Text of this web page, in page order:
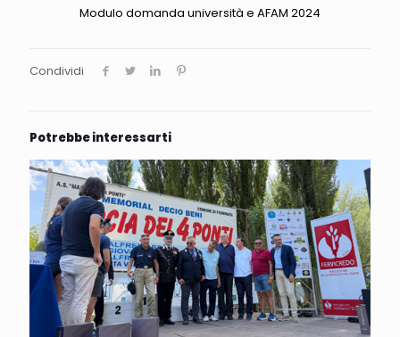
Modulo domanda università e AFAM 2024
Condividi
Potrebbe interessarti